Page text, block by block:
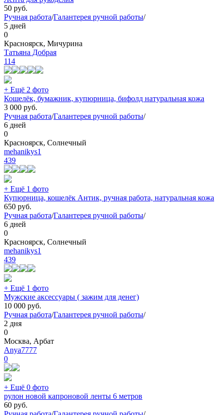
50 руб.
Ручная работа/Галантерея ручной работы/
5 дней
0
Красноярск, Мичурина
Татьяна Добрая
114
+ Ещё 2 фото
Кошелёк, бумажник, купюрница, бифолд натуральная кожа
3 000 руб.
Ручная работа/Галантерея ручной работы/
6 дней
0
Красноярск, Солнечный
mehanikys1
439
+ Ещё 1 фото
Купюрница, кошелёк Антик, ручная работа, натуральная кожа
650 руб.
Ручная работа/Галантерея ручной работы/
6 дней
0
Красноярск, Солнечный
mehanikys1
439
+ Ещё 1 фото
Мужские аксессуары ( зажим для денег)
10 000 руб.
Ручная работа/Галантерея ручной работы/
2 дня
0
Москва, Арбат
Anya7777
0
+ Ещё 0 фото
рулон новой капроновой ленты 6 метров
60 руб.